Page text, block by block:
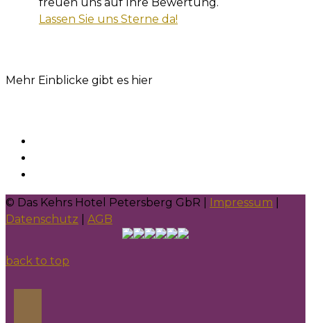
Lassen Sie uns Sterne da!
Mehr Einblicke gibt es hier
© Das Kehrs Hotel Petersberg GbR | Impressum
Datenschutz
AGB
back to top